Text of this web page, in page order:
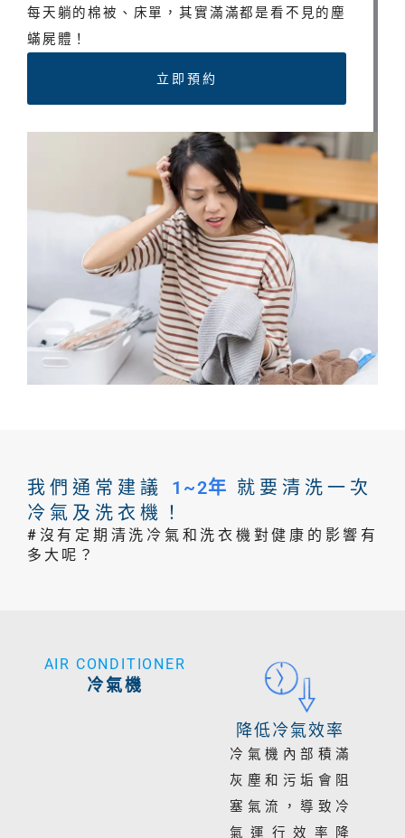
每天躺的棉被、床單，其實滿滿都是看不見的塵
蟎屍體！
立即預約
我們通常建議 1~2年 就要清洗一次
冷氣及洗衣機！
#沒有定期清洗冷氣和洗衣機對健康的影響有
多大呢？
AIR CONDITIONER
冷氣機
降低冷氣效率
冷氣機內部積滿
灰塵和污垢會阻
塞氣流，導致冷
氣運行效率降